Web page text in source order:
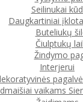
Seilinukai
Daugkartiniai
Buteliukų
Čiulptukų
Žindymo
Interjerui
vaikams